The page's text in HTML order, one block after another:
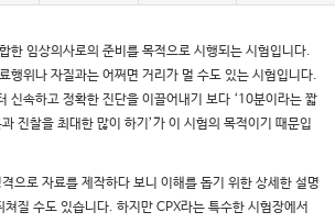
한 임상의사로의 준비를 목적으로 시행되는 시험입니다.
행위나 자질과는 어쩌면 거리가 멀 수도 있는시험입니다.
신속하고 정확한 진단을 이끌어내기 보다 ‘10분이라는 짧
진찰을 최대한 많이 하기’가 이시험의 목적이기 때문입
으로 자료를 제작하다 보니 이해를 돕기 위한 상세한 설명
쳐질 수도 있습니다. 하지만 CPX라는 특수한 시험장에서